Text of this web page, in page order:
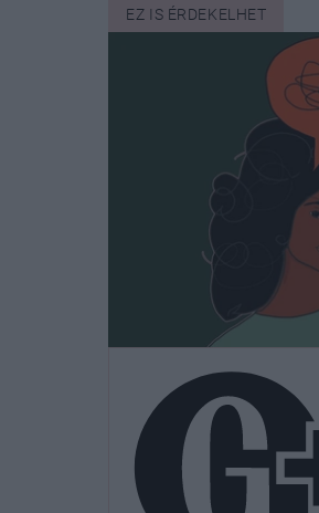
EZ IS ÉRDEKELHET